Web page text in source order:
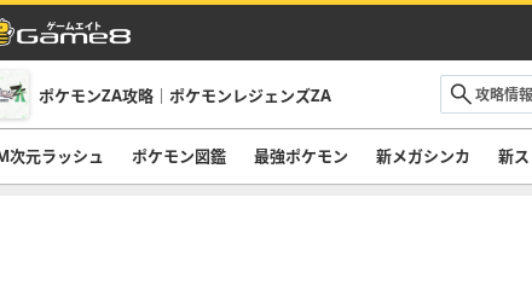
ポケモンZA攻略｜ポケモンレジェンズZA
次元ラッシュ ポケモン図鑑 最強ポケモン 新メガシンカ 新